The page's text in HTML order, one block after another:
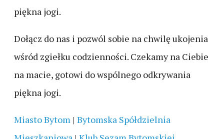
piękna jogi.
Dołącz do nas i pozwól sobie na chwilę ukojenia
wśród zgiełku codzienności. Czekamy na Ciebie
na macie, gotowi do wspólnego odkrywania
piękna jogi.
Miasto Bytom | Bytomska Spółdzielnia